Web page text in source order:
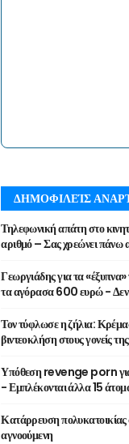
ΔΗΜΟΦΙΛΕΊΣ
Τηλεφωνική απάτη στο
αριθμό – Σας χρεώνει
Γεωργιάδης για τα
τα αγόρασα 600 ευρώ -
Τον τύφλωσε η ζήλια:
βιντεοκλήση στους γονείς της
Υπόθεση revenge porn
- Εμπλέκονται άλλα 15
Κατάρρευση
αγνοούμενη